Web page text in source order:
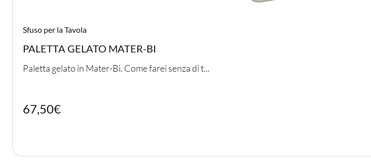
Sfuso per la Tavola
PALETTA GELATO MATER-BI
Paletta gelato in Mater-Bi. Come farei senza di t...
67,50€